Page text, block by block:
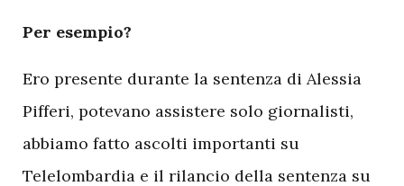
Per esempio?
Ero presente durante la sentenza di Alessia
Pifferi, potevano assistere solo giornalisti,
abbiamo fatto ascolti importanti su
Telelombardia e il rilancio della sentenza su